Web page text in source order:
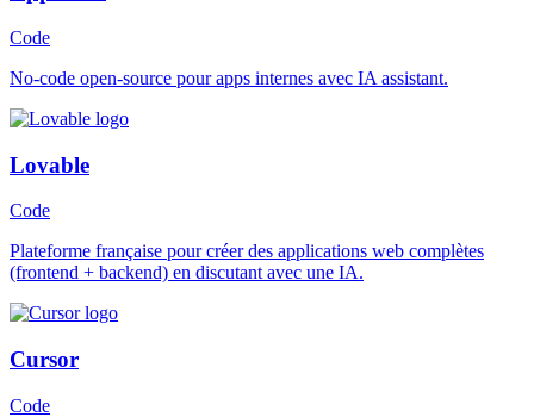
Code
No-code open-source pour apps internes avec IA assistant.
Lovable
Code
Plateforme française pour créer des applications web complètes
(frontend + backend) en discutant avec une IA.
Cursor
Code